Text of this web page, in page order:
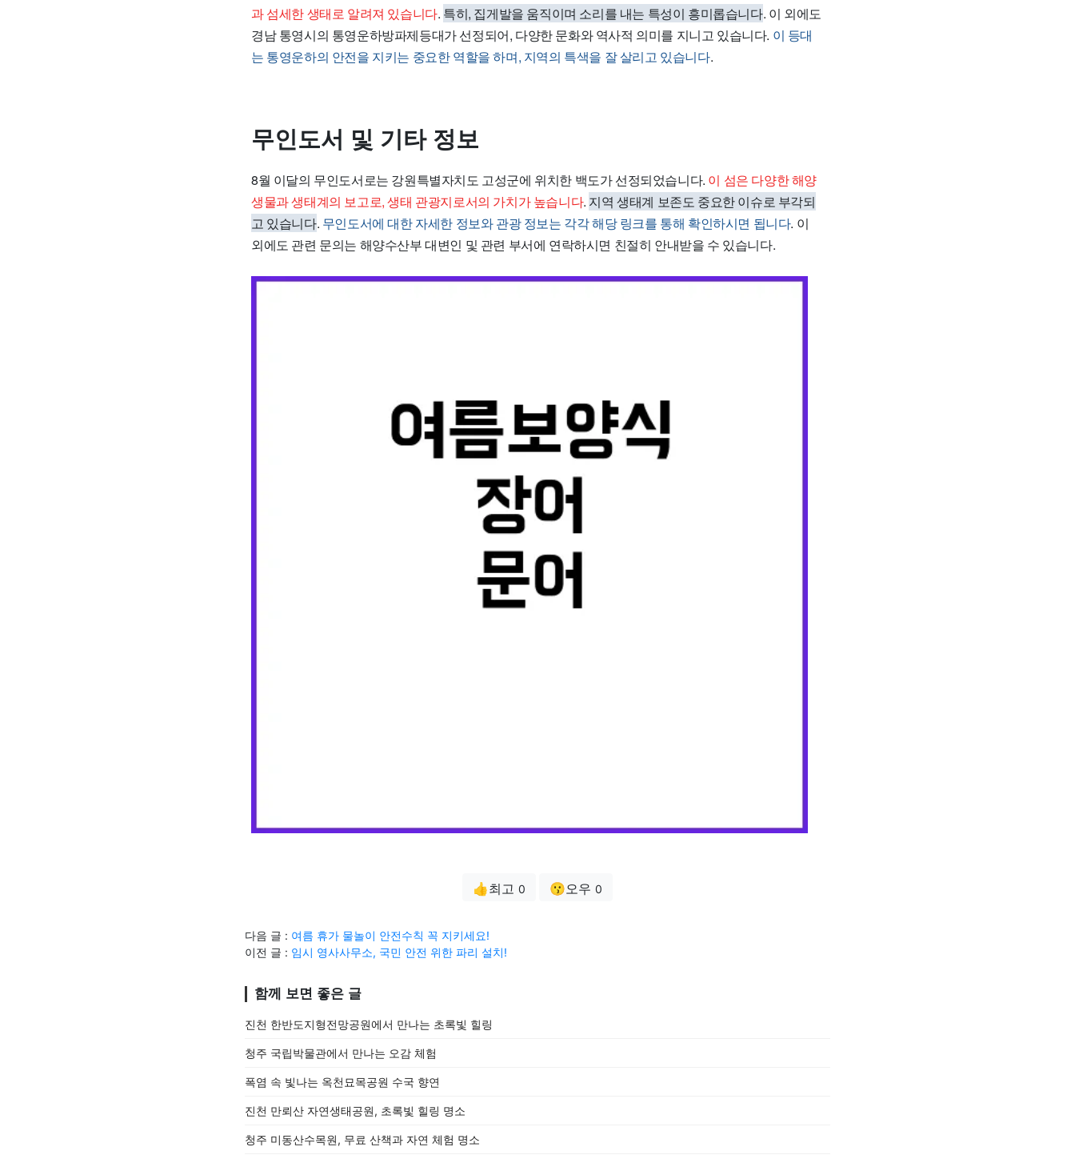
과 섬세한 생태로 알려져 있습니다. 특히, 집게발을 움직이며 소리를 내는 특성이 흥미롭습니다. 이 외에도
경남 통영시의 통영운하방파제등대가 선정되어, 다양한 문화와 역사적 의미를 지니고 있습니다. 이 등대
는 통영운하의 안전을 지키는 중요한 역할을 하며, 지역의 특색을 잘 살리고 있습니다.
무인도서 및 기타 정보
8월 이달의 무인도서로는 강원특별자치도 고성군에 위치한 백도가 선정되었습니다. 이 섬은 다양한 해양
생물과 생태계의 보고로, 생태 관광지로서의 가치가 높습니다. 지역 생태계 보존도 중요한 이슈로 부각되
고 있습니다. 무인도서에 대한 자세한 정보와 관광 정보는 각각 해당 링크를 통해 확인하시면 됩니다. 이
외에도 관련 문의는 해양수산부 대변인 및 관련 부서에 연락하시면 친절히 안내받을 수 있습니다.
👍최고 0 😗오우 0
다음 글 : 여름 휴가 물놀이 안전수칙 꼭 지키세요!
이전 글 : 임시 영사사무소, 국민 안전 위한 파리 설치!
함께 보면 좋은 글
진천 한반도지형전망공원에서 만나는 초록빛 힐링
청주 국립박물관에서 만나는 오감 체험
폭염 속 빛나는 옥천묘목공원 수국 향연
진천 만뢰산 자연생태공원, 초록빛 힐링 명소
청주 미동산수목원, 무료 산책과 자연 체험 명소